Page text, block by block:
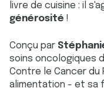
livre de cuisine : il
générosité !
Conçu par
soins oncologiques
Contre le Cancer du
alimentation - et sa